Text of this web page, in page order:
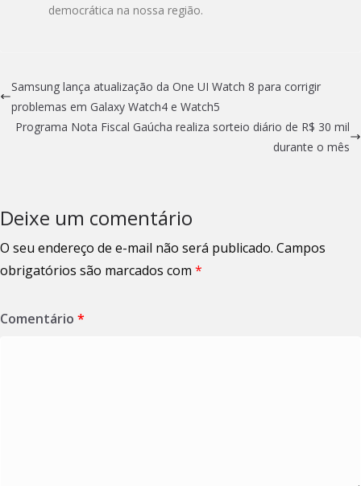
democrática na nossa região.
Samsung lança atualização da One UI Watch 8 para corrigir
problemas em Galaxy Watch4 e Watch5
Programa Nota Fiscal Gaúcha realiza sorteio diário de R$ 30 mil
durante o mês
Deixe um comentário
O seu endereço de e-mail não será publicado. Campos
obrigatórios são marcados com *
Comentário *